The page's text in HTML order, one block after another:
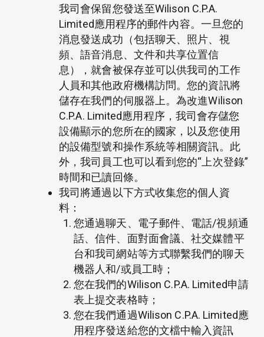
我司會保留您發送至Wilison C.P.A.
Limited應用程序的郵件內容。一旦您的
消息發送成功（包括聊天、照片、視
頻、語音消息、文件和共享位置信
息），就會被保存並可以供我司的工作
人員和其他政府機構訪問。您的資訊將
儲存在我們的伺服器上。為改進Wilison
C.P.A. Limited應用程序，我司會存儲您
設備顯示的您所在的國家，以及您使用
的設備型號和操作系統等相關資訊。此
外，我司員工也可以看到您的“上次登錄”
時間和已讀回條。
我司將通過以下方式收集您的個人資
料：
您通過聊天、電子郵件、電話/視頻通
話、信件、面對面會議、社交媒體平
台和我司網站等方式聯繫我們的聊天
機器人和/或員工時；
您在我們的Wilison C.P.A. Limited申請
表上提交表格時；
您在我們通過Wilison C.P.A. Limited應
用程序發送給您的文檔中輸入資訊